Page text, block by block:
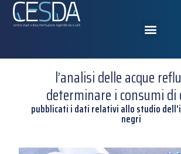
l’analisi delle acque
determinare i consumi di
pubblicati i dati relativi allo studio
negri